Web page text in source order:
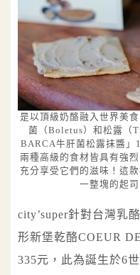
是以頂級奶酪融入世界美
菌（Boletus）和松露（
BARCA牛肝菌松露抹醬」
兩種高級的食材皆具有強
充分享受它們的滋味！這
一整塊的起
city’super針對台灣乳
形新堡乾酪COEUR
335元，此為誕生於6